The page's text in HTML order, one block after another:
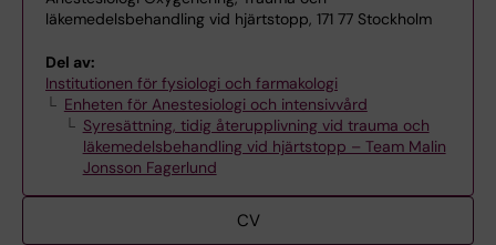
läkemedelsbehandling vid hjärtstopp, 171 77 Stockholm
Del av:
Institutionen för fysiologi och farmakologi
Enheten för Anestesiologi och intensivvård
Syresättning, tidig återupplivning vid trauma och
läkemedelsbehandling vid hjärtstopp – Team Malin
Jonsson Fagerlund
CV